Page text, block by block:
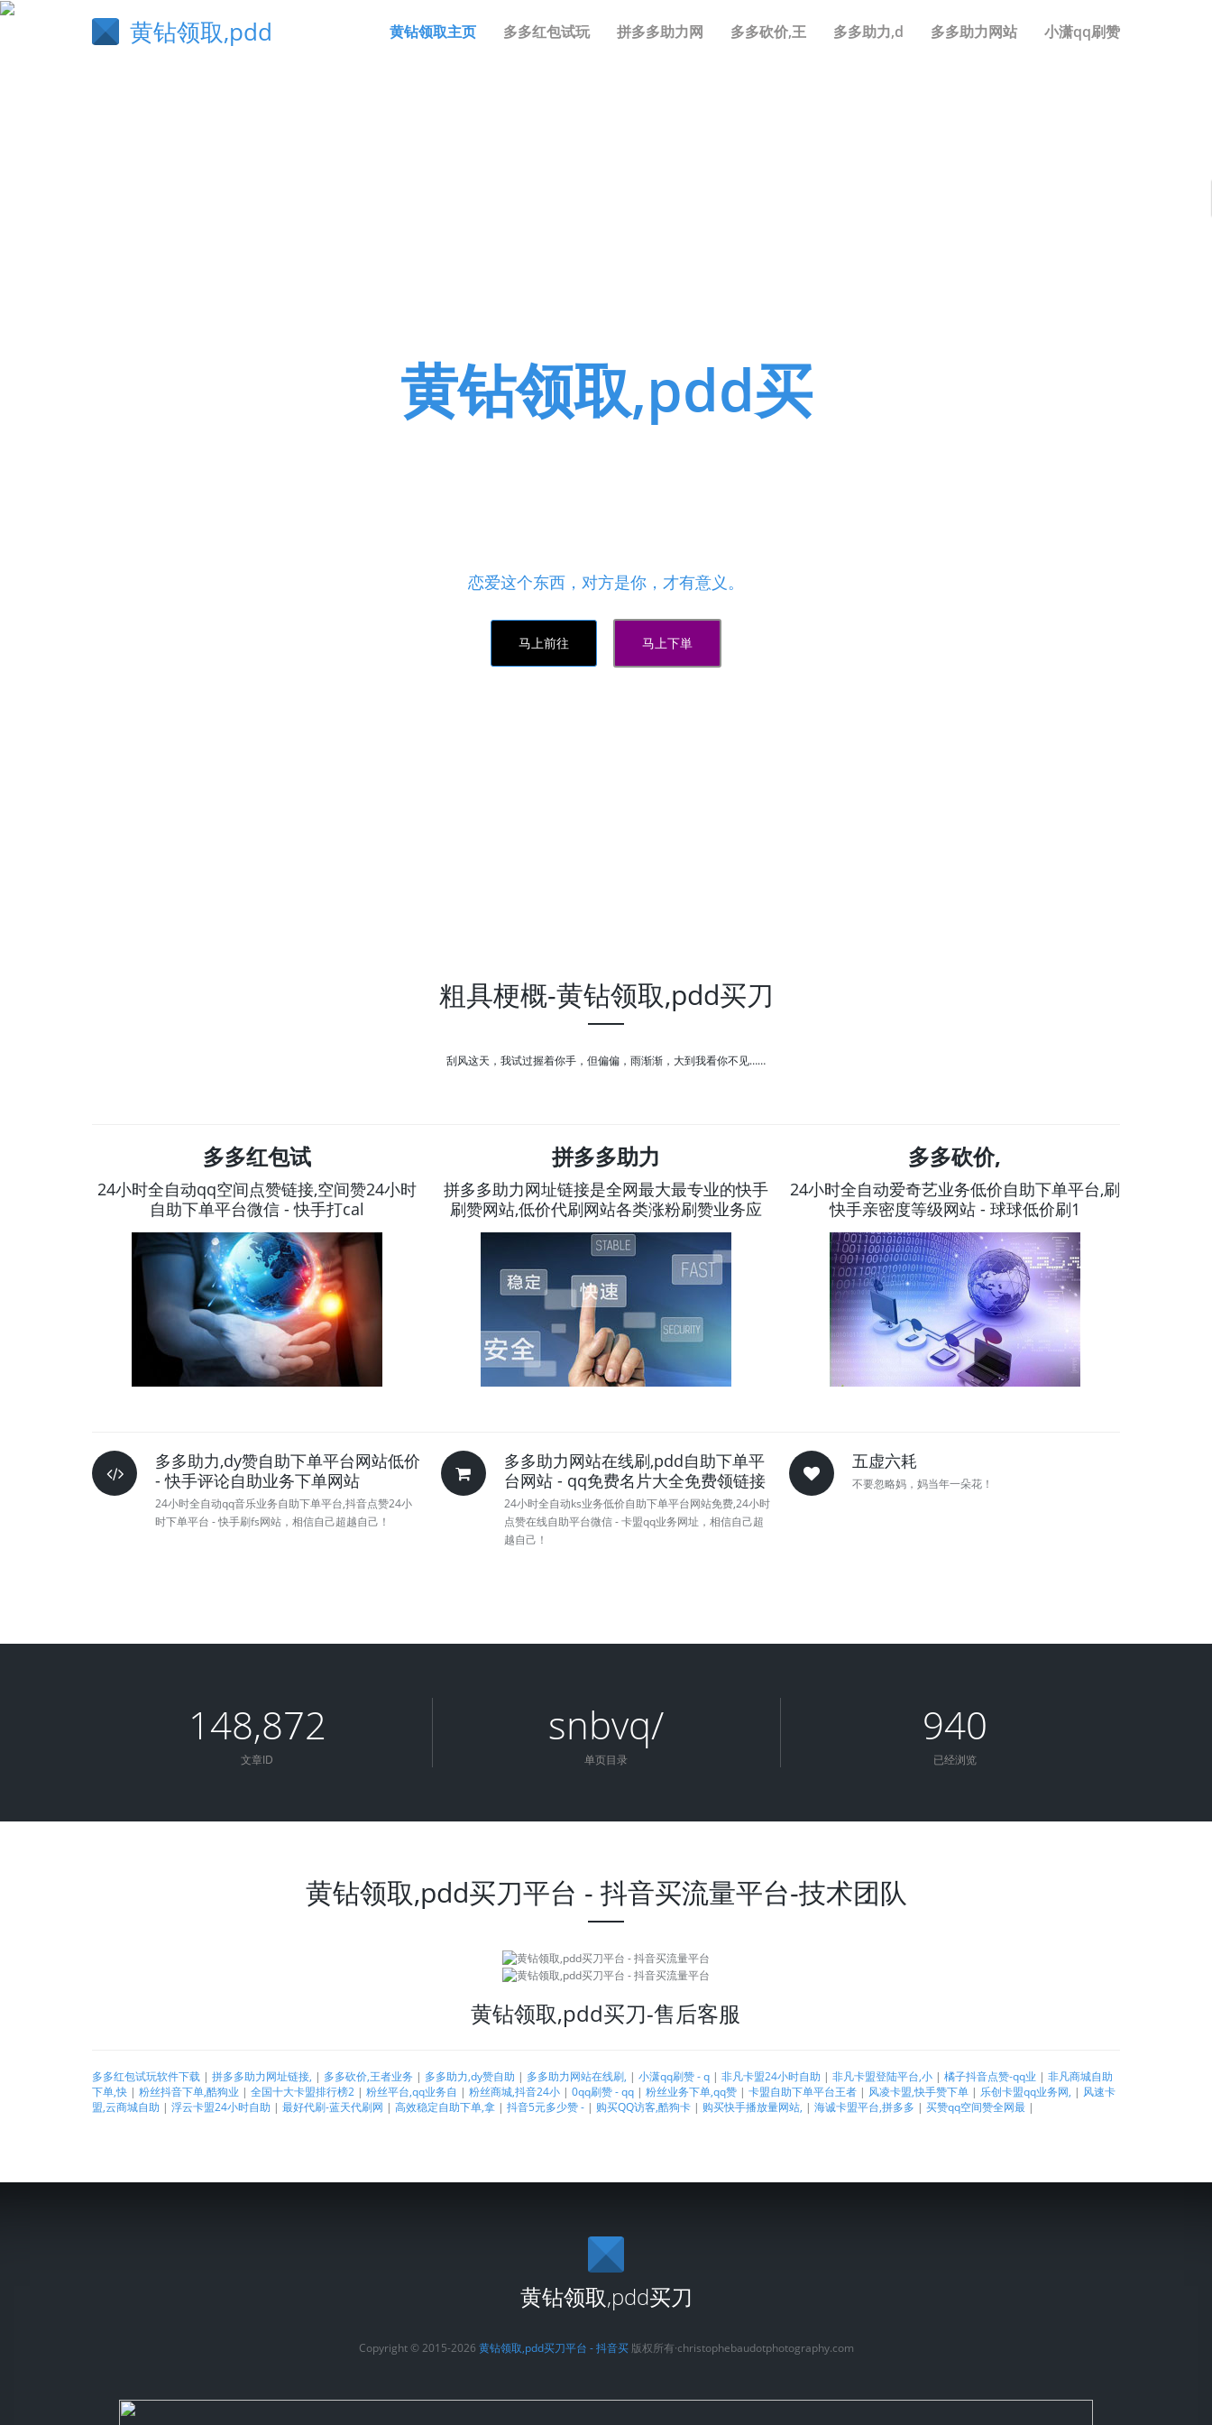
黄钻领取,pdd 黄钻领取主页 多多红包试玩 拼多多助力网 多多砍价,王 多多助力,d 多多助力网站 小潇qq刷赞
黄钻领取,pdd买
恋爱这个东西，对方是你，才有意义。
马上前往 马上下単
粗具梗概-黄钻领取,pdd买刀
刮风这天，我试过握着你手，但偏偏，雨渐渐，大到我看你不见……
多多红包试
24小时全自动qq空间点赞链接,空间赞24小时
自助下单平台微信 - 快手打cal
拼多多助力
拼多多助力网址链接是全网最大最专业的快手
刷赞网站,低价代刷网站各类涨粉刷赞业务应
多多砍价,
24小时全自动爱奇艺业务低价自助下单平台,刷
快手亲密度等级网站 - 球球低价刷1
多多助力,dy赞自助下单平台网站低价
- 快手评论自助业务下单网站
24小时全自动qq音乐业务自助下单平台,抖音点赞24小
时下单平台 - 快手刷fs网站，相信自己超越自己！
多多助力网站在线刷,pdd自助下单平
台网站 - qq免费名片大全免费领链接
24小时全自动ks业务低价自助下单平台网站免费,24小时
点赞在线自助平台微信 - 卡盟qq业务网址，相信自己超
越自己！
五虚六耗
不要忽略妈，妈当年一朵花！
148,872
文章ID
snbvq/
单页目录
940
已经浏览
黄钻领取,pdd买刀平台 - 抖音买流量平台-技术团队
黄钻领取,pdd买刀-售后客服
多多红包试玩软件下载 | 拼多多助力网址链接, | 多多砍价,王者业务 | 多多助力,dy赞自助 | 多多助力网站在线刷, | 小潇qq刷赞 - q | 非凡卡盟24小时自助 | 非凡卡盟登陆平台,小 | 橘子抖音点赞-qq业 | 非凡商城自助
下单,快 | 粉丝抖音下单,酷狗业 | 全国十大卡盟排行榜2 | 粉丝平台,qq业务自 | 粉丝商城,抖音24小 | 0qq刷赞 - qq | 粉丝业务下单,qq赞 | 卡盟自助下单平台王者 | 风凌卡盟,快手赞下单 | 乐创卡盟qq业务网, | 风速卡
盟,云商城自助 | 浮云卡盟24小时自助 | 最好代刷-蓝天代刷网 | 高效稳定自助下单,拿 | 抖音5元多少赞 - | 购买QQ访客,酷狗卡 | 购买快手播放量网站, | 海诚卡盟平台,拼多多 | 买赞qq空间赞全网最 |
黄钻领取,pdd买刀
Copyright © 2015-2026 黄钻领取,pdd买刀平台 - 抖音买版权所有·christophebaudotphotography.com